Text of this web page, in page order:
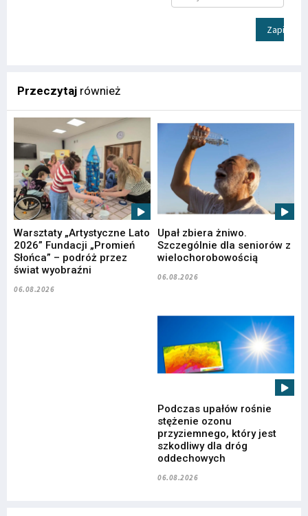
Zapisz
Przeczytaj również
Warsztaty „Artystyczne Lato
2026” Fundacji „Promień
Słońca” – podróż przez
świat wyobraźni
06.08.2026
Upał zbiera żniwo.
Szczególnie dla seniorów z
wielochorobowością
06.08.2026
Podczas upałów rośnie
stężenie ozonu
przyziemnego, który jest
szkodliwy dla dróg
oddechowych
06.08.2026